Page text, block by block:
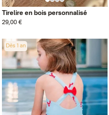
Tirelire en bois personnalisé
29,00 €
Dès 1 an